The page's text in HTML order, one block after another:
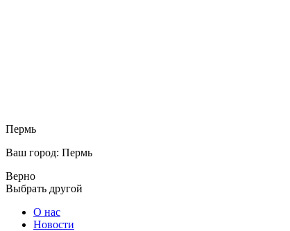
Пермь
Ваш город: Пермь
Верно
Выбрать другой
О нас
Новости